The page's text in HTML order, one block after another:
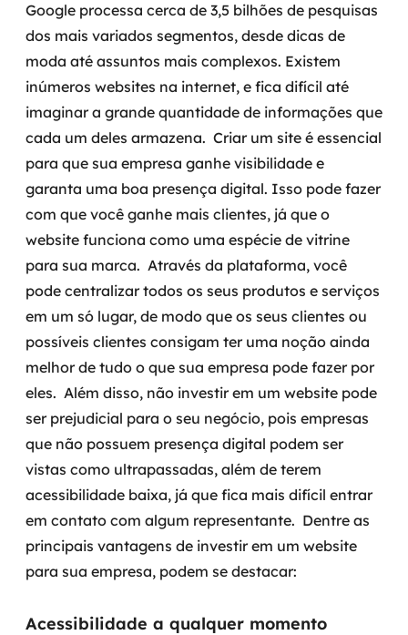
SRE / DevOps
Monitoramento 24x7
Suporte a banco de dados
Billing Cloud
Gestão de infraestrutura
Escalar com segurança
Pentest
DevSecOps
Consultoria de segurança
Simulação de Phishing
Segurança de aplicações e Cloud
Google processa cerca de 3,5 bilhões de pesquisas
dos mais variados segmentos, desde dicas de
moda até assuntos mais complexos. Existem
inúmeros websites na internet, e fica difícil até
imaginar a grande quantidade de informações que
cada um deles armazena. Criar um site é essencial
para que sua empresa ganhe visibilidade e
garanta uma boa presença digital. Isso pode fazer
com que você ganhe mais clientes, já que o
website funciona como uma espécie de vitrine
para sua marca. Através da plataforma, você
pode centralizar todos os seus produtos e serviços
em um só lugar, de modo que os seus clientes ou
possíveis clientes consigam ter uma noção ainda
melhor de tudo o que sua empresa pode fazer por
eles. Além disso, não investir em um website pode
ser prejudicial para o seu negócio, pois empresas
que não possuem presença digital podem ser
vistas como ultrapassadas, além de terem
acessibilidade baixa, já que fica mais difícil entrar
em contato com algum representante. Dentre as
principais vantagens de investir em um website
para sua empresa, podem se destacar:
Acessibilidade a qualquer momento